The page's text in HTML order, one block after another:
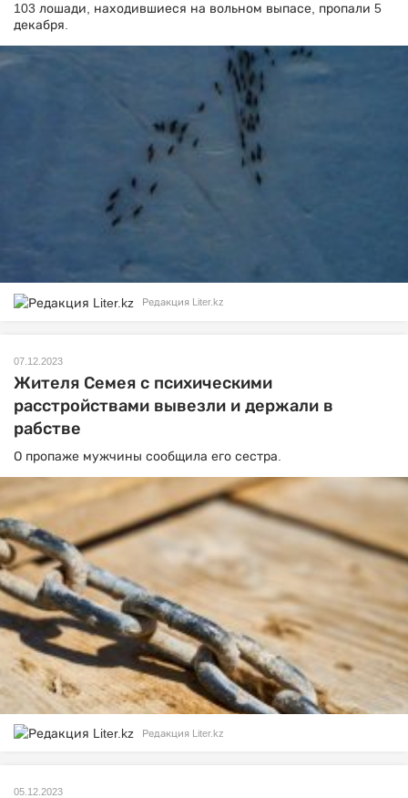
103 лошади, находившиеся на вольном выпасе, пропали 5
декабря.
Редакция Liter.kz
07.12.2023
Жителя Семея с психическими
расстройствами вывезли и держали в
рабстве
О пропаже мужчины сообщила его сестра.
Редакция Liter.kz
05.12.2023